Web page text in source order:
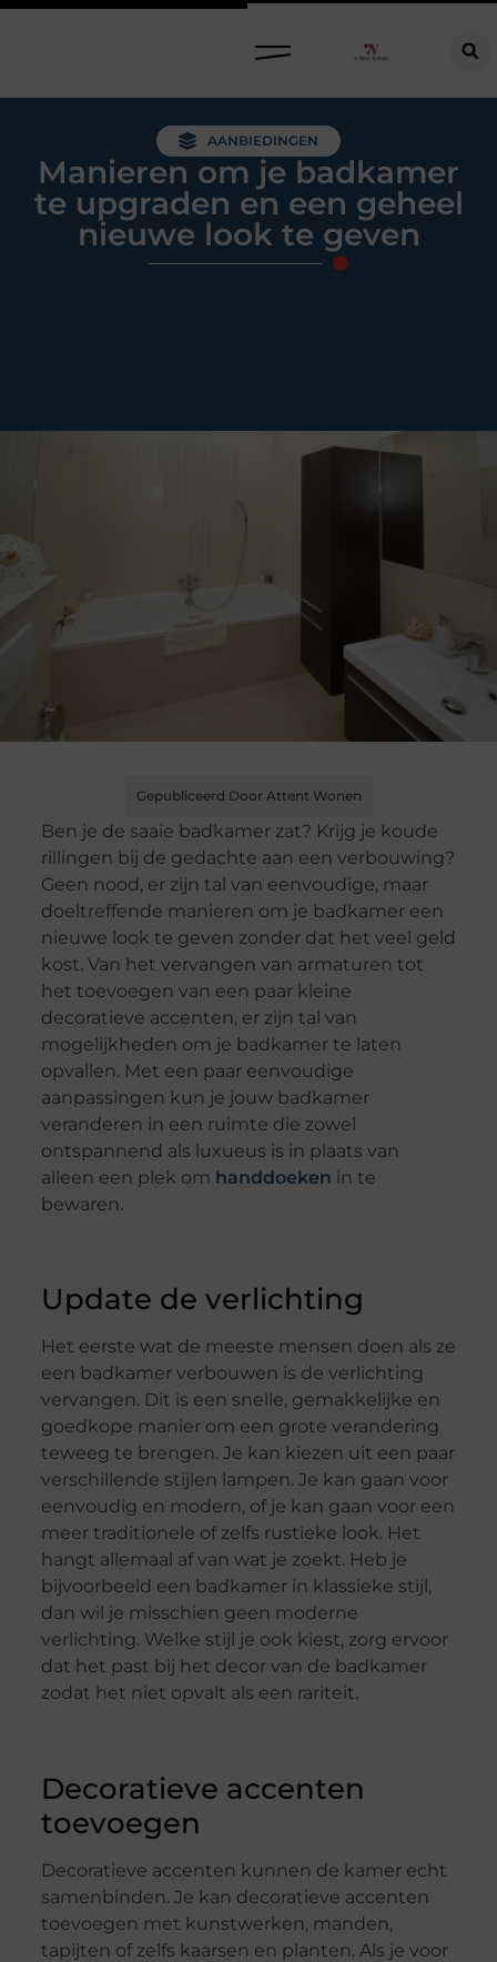
AANBIEDINGEN
Manieren om je badkamer
te upgraden en een geheel
nieuwe look te geven
Gepubliceerd Door Attent Wonen
Ben je de saaie badkamer zat? Krijg je koude
rillingen bij de gedachte aan een verbouwing?
Geen nood, er zijn tal van eenvoudige, maar
doeltreffende manieren om je badkamer een
nieuwe look te geven zonder dat het veel geld
kost. Van het vervangen van armaturen tot
het toevoegen van een paar kleine
decoratieve accenten, er zijn tal van
mogelijkheden om je badkamer te laten
opvallen. Met een paar eenvoudige
aanpassingen kun je jouw badkamer
veranderen in een ruimte die zowel
ontspannend als luxueus is in plaats van
alleen een plek om handdoeken in te
bewaren.
Update de verlichting
Het eerste wat de meeste mensen doen als ze
een badkamer verbouwen is de verlichting
vervangen. Dit is een snelle, gemakkelijke en
goedkope manier om een grote verandering
teweeg te brengen. Je kan kiezen uit een paar
verschillende stijlen lampen. Je kan gaan voor
eenvoudig en modern, of je kan gaan voor een
meer traditionele of zelfs rustieke look. Het
hangt allemaal af van wat je zoekt. Heb je
bijvoorbeeld een badkamer in klassieke stijl,
dan wil je misschien geen moderne
verlichting. Welke stijl je ook kiest, zorg ervoor
dat het past bij het decor van de badkamer
zodat het niet opvalt als een rariteit.
Decoratieve accenten
toevoegen
Decoratieve accenten kunnen de kamer echt
samenbinden. Je kan decoratieve accenten
toevoegen met kunstwerken, manden,
tapijten of zelfs kaarsen en planten. Als je voor